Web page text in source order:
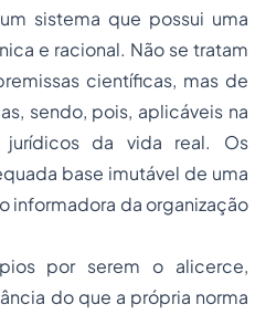
sistema que possui uma
e racional. Não se tratam
científicas, mas de
sendo, pois, aplicáveis na
jurídicos da vida real. Os
base imutável de uma
informadora da organização
por serem o alicerce,
do que a própria norma